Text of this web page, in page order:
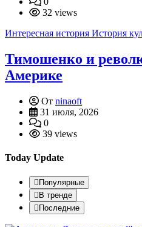
32 views
Интересная история История
Тимошенко и
Америке
От ninaoft
31 июля, 2026
0
39 views
Today Update
Популярные
В тренде
Последние